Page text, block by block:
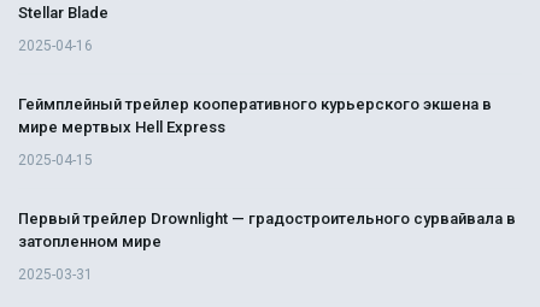
Stellar Blade
2025-04-16
Геймплейный трейлер кооперативного курьерского экшена в
мире мертвых Hell Express
2025-04-15
Первый трейлер Drownlight — градостроительного сурвайвала в
затопленном мире
2025-03-31